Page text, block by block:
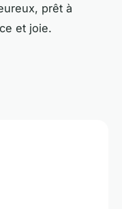
prêt à
et joie.